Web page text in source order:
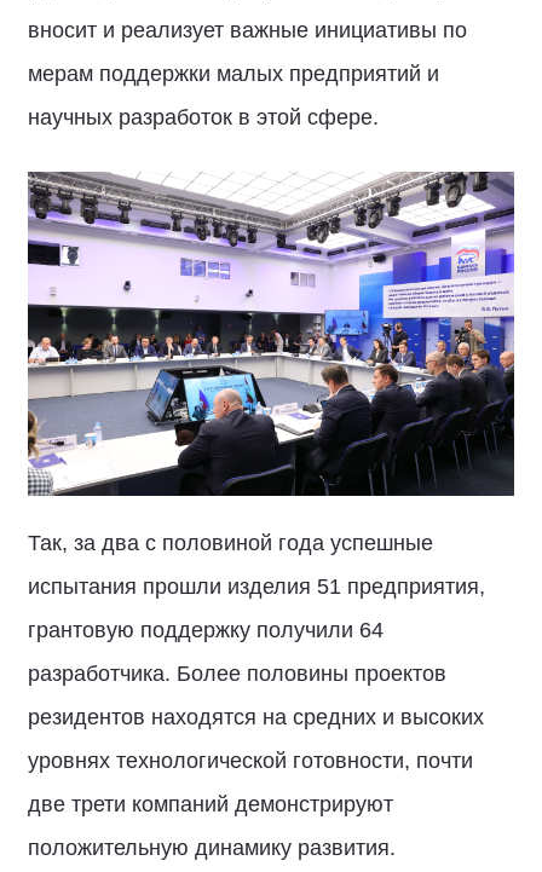
вносит и реализует важные инициативы по
мерам поддержки малых предприятий и
научных разработок в этой сфере.
Так, за два с половиной года успешные
испытания прошли изделия 51 предприятия,
грантовую поддержку получили 64
разработчика. Более половины проектов
резидентов находятся на средних и высоких
уровнях технологической готовности, почти
две трети компаний демонстрируют
положительную динамику развития.